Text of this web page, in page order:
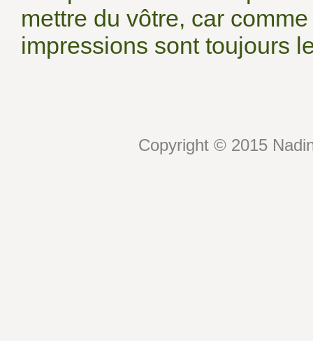
mettre du vôtre, car
impressions sont toujours
Copyright © 2015